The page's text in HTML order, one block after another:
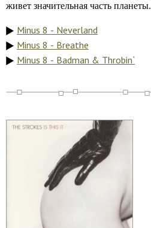
живет значительная часть планеты.
Minus 8 - Neverland
Minus 8 - Breathe
Minus 8 - Badman & Throbin`